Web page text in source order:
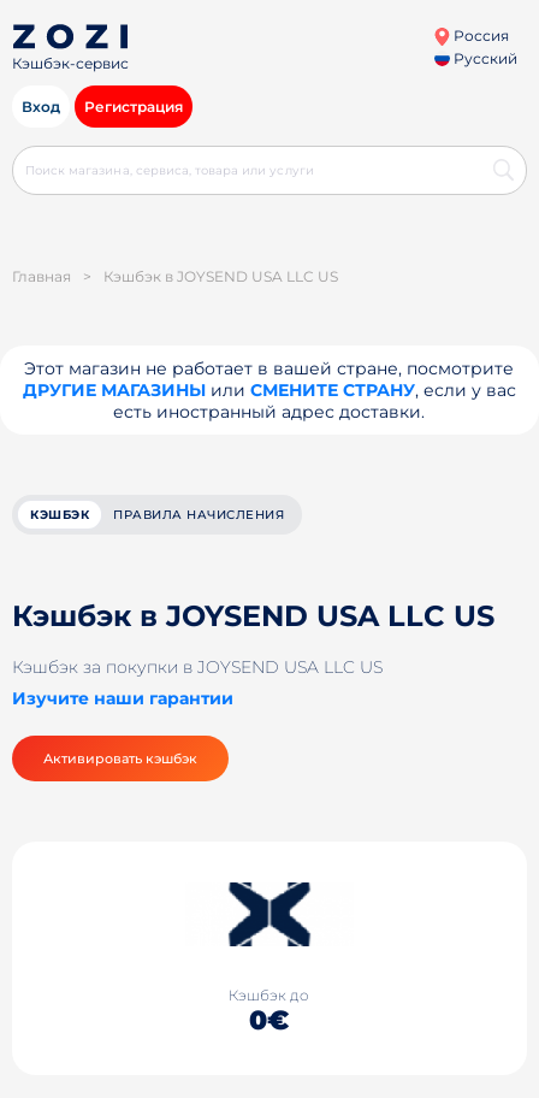
Кэшбэк-сервис
Россия
Русский
Вход Регистрация
Главная > Кэшбэк в JOYSEND USA LLC US
Этот магазин не работает в вашей стране, посмотрите
ДРУГИЕ МАГАЗИНЫили СМЕНИТЕ СТРАНУ, если у вас
есть иностранный адрес доставки.
КЭШБЭК ПРАВИЛА НАЧИСЛЕНИЯ
Кэшбэк в JOYSEND USA LLC US
Кэшбэк за покупки в JOYSEND USA LLC US
Изучите наши гарантии
Активировать кэшбэк
Кэшбэк до
0€